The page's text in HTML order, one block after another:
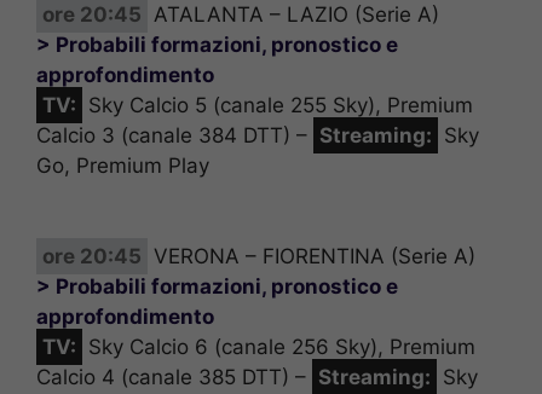
ore 20:45 ATALANTA – LAZIO (Serie A)
> Probabili formazioni, pronostico e
approfondimento
TV: Sky Calcio 5 (canale 255 Sky), Premium
Calcio 3 (canale 384 DTT) – Streaming: Sky
Go, Premium Play
ore 20:45 VERONA – FIORENTINA (Serie A)
> Probabili formazioni, pronostico e
approfondimento
TV: Sky Calcio 6 (canale 256 Sky), Premium
Calcio 4 (canale 385 DTT) – Streaming: Sky